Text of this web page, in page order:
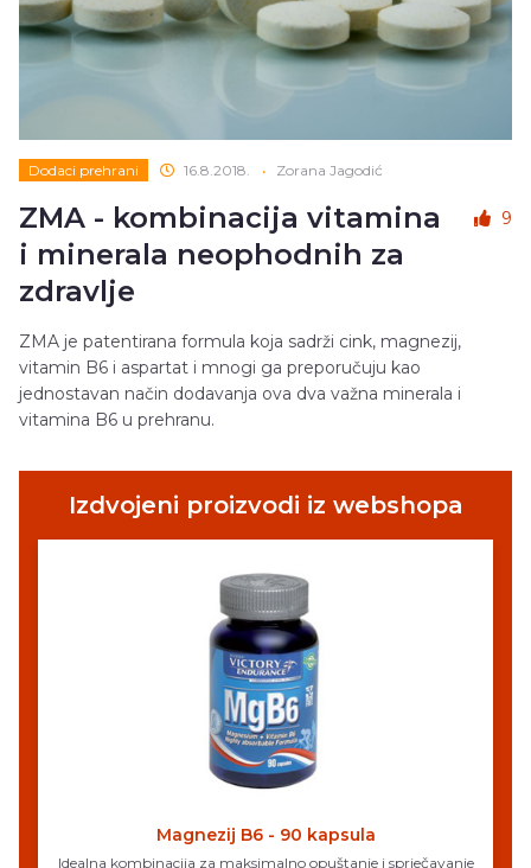
Dodaci prehrani 16.8.2018. • Zorana Jagodić
ZMA - kombinacija vitamina
i minerala neophodnih za
zdravlje
9
ZMA je patentirana formula koja sadrži cink, magnezij,
vitamin B6 i aspartat i mnogi ga preporučuju kao
jednostavan način dodavanja ova dva važna minerala i
vitamina B6 u prehranu.
Izdvojeni proizvodi iz webshopa
Magnezij B6 - 90 kapsula
Idealna kombinacija za maksimalno opuštanje i sprječavanje